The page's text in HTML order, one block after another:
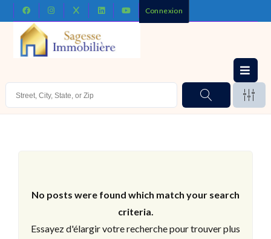
Connexion
No posts were found which match your search
criteria.
Essayez d'élargir votre recherche pour trouver plus